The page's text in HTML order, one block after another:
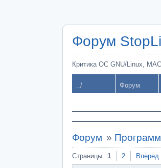
Форум
Критика ОС GNU/Linux,
../ Форум
Форум »
Страницы 1 2 Вперед